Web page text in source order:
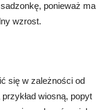
ponieważ ma
wzrost.
się w zależności od
wiosną, popyt